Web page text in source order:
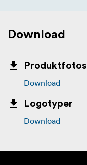
Download
Produktfotos
Download
Logotyper
Download